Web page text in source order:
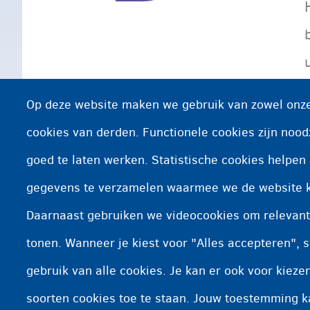
Op deze website maken we gebruik van zowel
cookies van derden. Functionele cookies zijn
goed te laten werken. Statistische cookies
gegevens te verzamelen waarmee we de website
Daarnaast gebruiken we videocookies om
tonen. Wanneer je kiest voor "Alles accepteren",
gebruik van alle cookies. Je kan er ook voor
soorten cookies toe te staan. Jouw toestemming